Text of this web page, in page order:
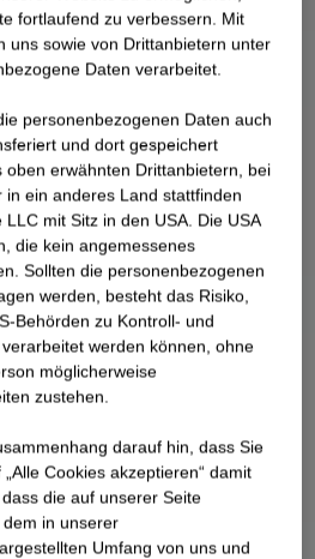
Deutschlands.
fortlaufend zu verbessern. Mit
uns sowie von Drittanbietern unter
Daten verarbeitet.
personenbezogenen Daten auch
und dort gespeichert
erwähnten Drittanbietern, bei
ein anderes Land stattfinden
mit Sitz in den USA. Die USA
die kein angemessenes
Sollten die personenbezogenen
werden, besteht das Risiko,
Behörden zu Kontroll- und
werden können, ohne
möglicherweise
zustehen.
darauf hin, dass Sie
Cookies akzeptieren“ damit
die auf unserer Seite
in unserer
Umfang von uns und